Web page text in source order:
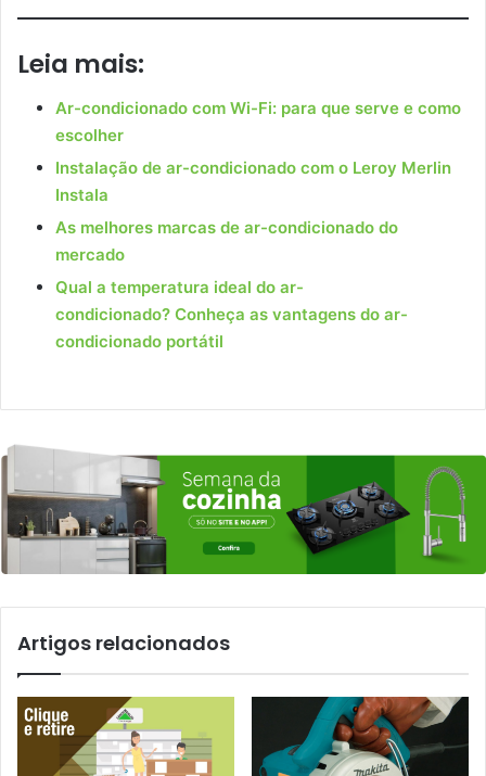
Leia mais:
Ar-condicionado com Wi-Fi: para que serve e como
escolher
Instalação de ar-condicionado com o Leroy Merlin
Instala
As melhores marcas de ar-condicionado do
mercado
Qual a temperatura ideal do ar-
condicionado? Conheça as vantagens do ar-
condicionado portátil
Artigos relacionados